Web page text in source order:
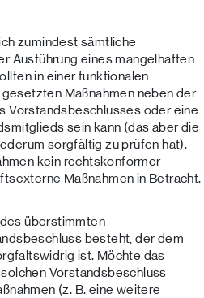
zumindest sämtliche
Ausführung eines mangelhaften
in einer funktionalen
Maßnahmen neben der
Vorstandsbeschlusses oder eine
sein kann (das aber die
sorgfältig zu prüfen hat).
kein rechtskonformer
Maßnahmen in Betracht.
überstimmten
besteht, der dem
ist. Möchte das
Vorstandsbeschluss
(z. B. eine weitere